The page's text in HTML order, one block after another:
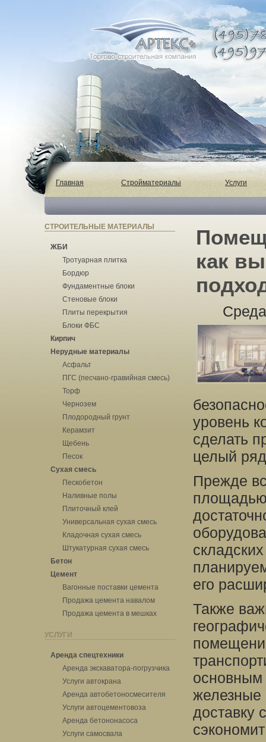
Главная Стройматериалы Услуги
СТРОИТЕЛЬНЫЕ МАТЕРИАЛЫ
ЖБИ
Тротуарная плитка
Бордюр
Фундаментные блоки
Стеновые блоки
Плиты перекрытия
Блоки ФБС
Кирпич
Нерудные материалы
Асфальт
ПГС (песчано-гравийная смесь)
Торф
Чернозем
Плодородный грунт
Керамзит
Щебень
Песок
Сухая смесь
Пескобетон
Наливные полы
Плиточный клей
Универсальная сухая смесь
Кладочная сухая смесь
Штукатурная сухая смесь
Бетон
Цемент
Вагонные поставки цемента
Продажа цемента навалом
Продажа цемента в мешках
УСЛУГИ
Аренда спецтехники
Аренда экскаватора-погрузчика
Услуги автокрана
Аренда автобетоносмесителя
Услуги автоцементовоза
Аренда бетононасоса
Услуги самосвала
как
уровень
сделать
целый
Прежде
его
Также
основным
железные
доставку